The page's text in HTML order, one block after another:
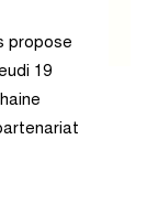
propose
19